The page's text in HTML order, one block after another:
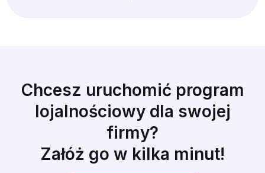
Chcesz uruchomić program
lojalnościowy dla swojej
firmy?
Załóż go w kilka minut!